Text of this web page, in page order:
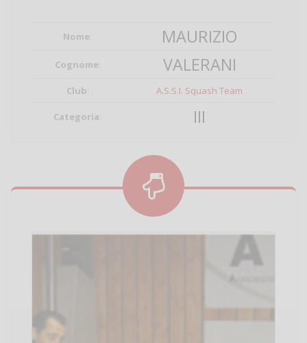
Nome: MAURIZIO
Cognome: VALERANI
Club: A.S.S.I. Squash Team
Categoria: III